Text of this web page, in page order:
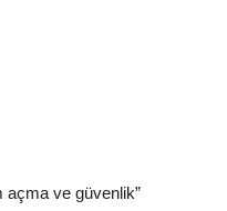
açma ve güvenlik”